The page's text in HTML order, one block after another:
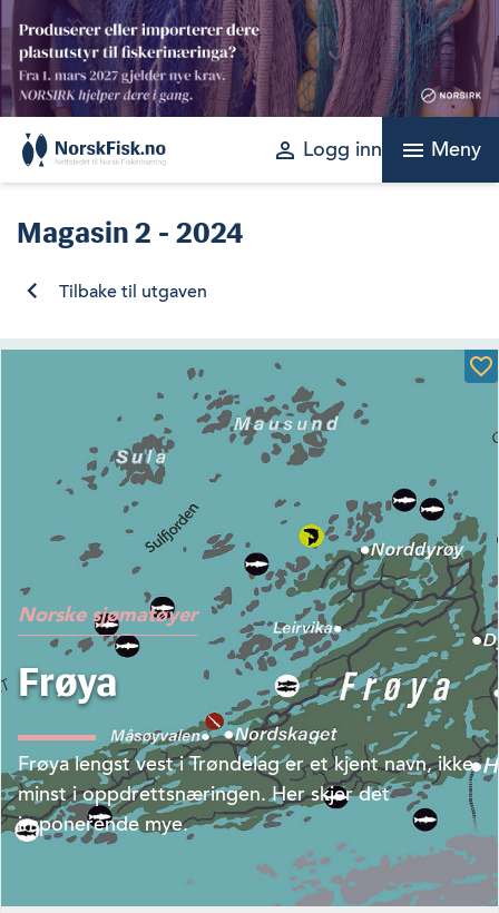
Skip
content
perm_identity Logg inn menu Meny
Magasin2 - 2024
Tilbake til utgaven
Norske sjømatøyer
Frøya
Frøya lengst vest i Trøndelag er et kjent navn, ikke
minst i oppdrettsnæringen. Her skjer det
imponerende mye.